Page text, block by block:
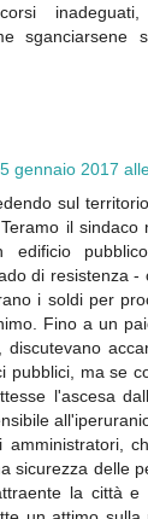
sganciarsene
gennaio 2017
sul
il sindaco
edificio
di resistenza -
i soldi per
Fino a un
discutevano
pubblici, ma se
l'ascesa
amministratori,
sicurezza delle
la città